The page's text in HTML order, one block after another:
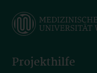
main
Projekthilfe